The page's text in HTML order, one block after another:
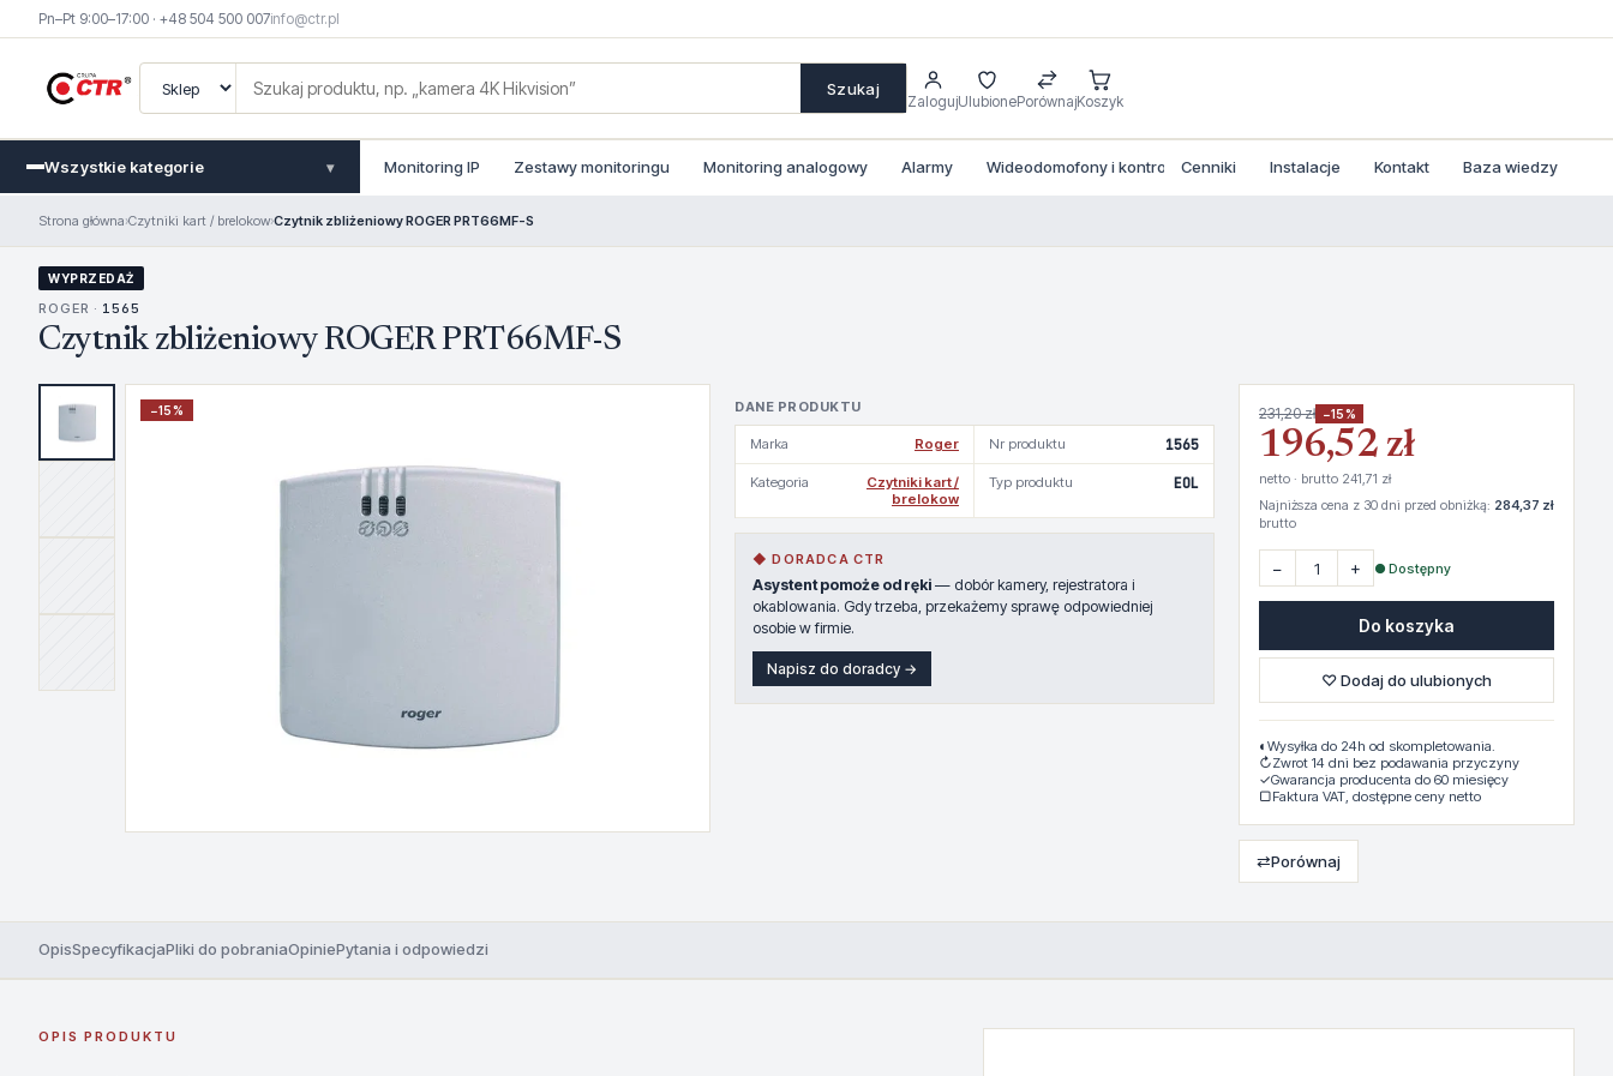
Pn–Pt 9:00–17:00 · +48 504 500 007info@ctr.pl
Szukaj
ZalogujUlubionePorównajKoszyk
Wszystkie kategorie ▾ Monitoring IP Zestawy monitoringu Monitoring analogowy Alarmy Wideodomofony i kontrola dostepu
Cenniki Instalacje Kontakt Baza wiedzy
Strona główna›Czytniki kart / brelokow›Czytnik zbliżeniowy ROGER PRT66MF-S
WYPRZEDAŻ
ROGER · 1565
Czytnik zbliżeniowy ROGER PRT66MF-S
−15% DANE PRODUKTU
Marka Roger Nr produktu 1565
Kategoria
Czytniki kart /
brelokow
Typ produktu EOL
◆ DORADCA CTR
Asystent pomoże od ręki — dobór kamery, rejestratora i
okablowania. Gdy trzeba, przekażemy sprawę odpowiedniej
osobie w firmie.
Napisz do doradcy →
231,20 zł −15%
196,52 zł
netto · brutto 241,71 zł
Najniższa cena z 30 dni przed obniżką: 284,37 zł
brutto
− + ● Dostępny
Do koszyka
♡ Dodaj do ulubionych
◐ Wysyłka do 24h od skompletowania.
↻Zwrot 14 dni bez podawania przyczyny
✓Gwarancja producenta do 60 miesięcy
▢Faktura VAT, dostępne ceny netto
⇄Porównaj
OpisSpecyfikacjaPliki do pobraniaOpiniePytania i odpowiedzi
OPIS PRODUKTU